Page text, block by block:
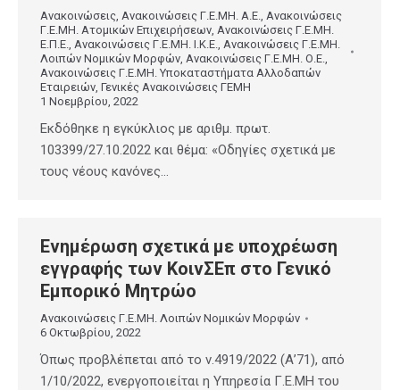
Ανακοινώσεις, Ανακοινώσεις Γ.Ε.ΜΗ. Α.Ε., Ανακοινώσεις
Γ.Ε.ΜΗ. Ατομικών Επιχειρήσεων, Ανακοινώσεις Γ.Ε.ΜΗ.
Ε.Π.Ε., Ανακοινώσεις Γ.Ε.ΜΗ. Ι.Κ.Ε., Ανακοινώσεις Γ.Ε.ΜΗ.
Λοιπών Νομικών Μορφών, Ανακοινώσεις Γ.Ε.ΜΗ. Ο.Ε.,
Ανακοινώσεις Γ.Ε.ΜΗ. Υποκαταστήματα Αλλοδαπών
Εταιρειών, Γενικές Ανακοινώσεις ΓΕΜΗ
1 Νοεμβρίου, 2022
Εκδόθηκε η εγκύκλιος με αριθμ. πρωτ.
103399/27.10.2022 και θέμα: «Οδηγίες σχετικά με
τους νέους κανόνες…
Ενημέρωση σχετικά με υποχρέωση
εγγραφής των ΚοινΣΕπ στο Γενικό
Εμπορικό Μητρώο
Ανακοινώσεις Γ.Ε.ΜΗ. Λοιπών Νομικών Μορφών
6 Οκτωβρίου, 2022
Όπως προβλέπεται από το ν.4919/2022 (Α’71), από
1/10/2022, ενεργοποιείται η Υπηρεσία Γ.Ε.ΜΗ του